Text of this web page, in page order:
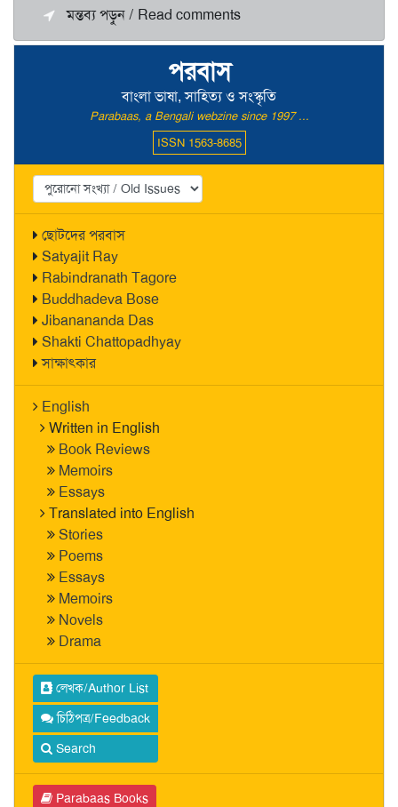
পরবাস
বাংলা ভাষা, সাহিত্য ও সংস্কৃতি
Parabaas, a Bengali webzine since 1997 ...
ISSN 1563-8685
ছোটদের পরবাস
Satyajit Ray
Rabindranath Tagore
Buddhadeva Bose
Jibanananda Das
Shakti Chattopadhyay
সাক্ষাৎকার
English
Written in English
Book Reviews
Memoirs
Essays
Translated into English
Stories
Poems
Essays
Memoirs
Novels
Drama
লেখক/Author List
চিঠিপত্র/Feedback
Search
Parabaas Books
মন্তব্য পড়ুন / Read comments